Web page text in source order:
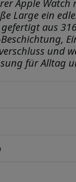
Apple Watch
Large ein
aus
Beschichtung,
und
für Alltag